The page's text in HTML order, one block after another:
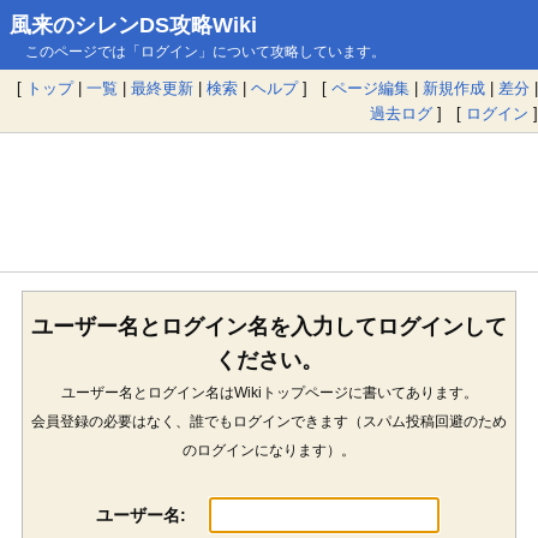
風来のシレンDS攻略Wiki
このページでは「ログイン」について攻略しています。
[ トップ| 一覧 | 最終更新 | 検索 | ヘルプ] [ ページ編集 | 新規作成 | 差分 |
過去ログ ] [ ログイン ]
ユーザー名とログイン名を入力してログインして
ください。
ユーザー名とログイン名はWikiトップページに書いてあります。
会員登録の必要はなく、誰でもログインできます（スパム投稿回避のため
のログインになります）。
ユーザー名: